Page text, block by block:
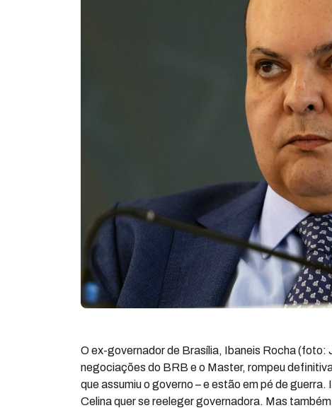
O ex-governador de Brasília, Ibaneis Rocha
negociações do BRB e o Master, rompeu
que assumiu o governo – e estão em pé de
Celina quer se reeleger governadora. Mas